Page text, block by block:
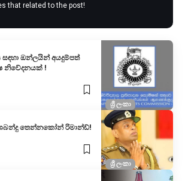
that related to the post!
ශ්‍රී ලංකා
සඳහා ඔන්ලයින් අයදුම්පත්
නිවේදනයක් !
ශ්‍රී ලංකා
තෙන්නකෝන් රිමාන්ඩ්!